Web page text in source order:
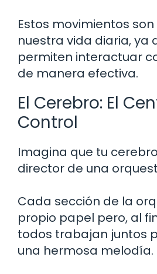
Estos movimientos
nuestra vida diaria, ya
permiten interactuar
de manera efectiva.
El Cerebro: El
Control
Imagina que tu
director de una
Cada sección de la
propio papel pero, al
todos trabajan juntos
una hermosa melodía.